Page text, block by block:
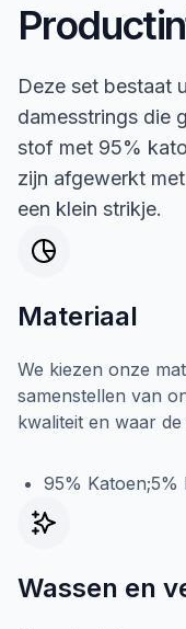
Deze set bestaat
damesstrings die
stof met 95%
zijn afgewerkt
een klein strikje.
Materiaal
We kiezen onze
samenstellen van
kwaliteit en waar
95% Katoen;5%
Wassen en